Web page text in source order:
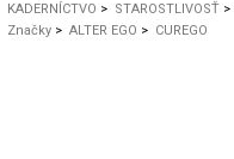
KADERNÍCTVO > STAROSTLIVOSŤ >
Značky > ALTER EGO > CUREGO